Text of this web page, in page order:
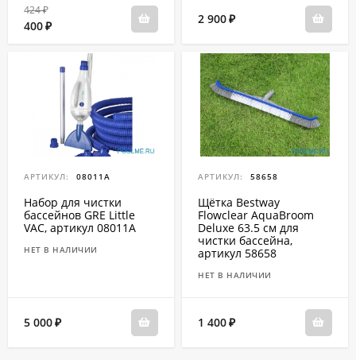
424 ₽
400₽ 2 900₽
АРТИКУЛ: 08011A
Набор для чистки
бассейнов GRE Little
VAC, артикул 08011A
НЕТ В НАЛИЧИИ
5 000₽
АРТИКУЛ: 58658
Щётка Bestway
Flowclear AquaBroom
Deluxe 63.5 см для
чистки бассейна,
артикул 58658
НЕТ В НАЛИЧИИ
1 400₽